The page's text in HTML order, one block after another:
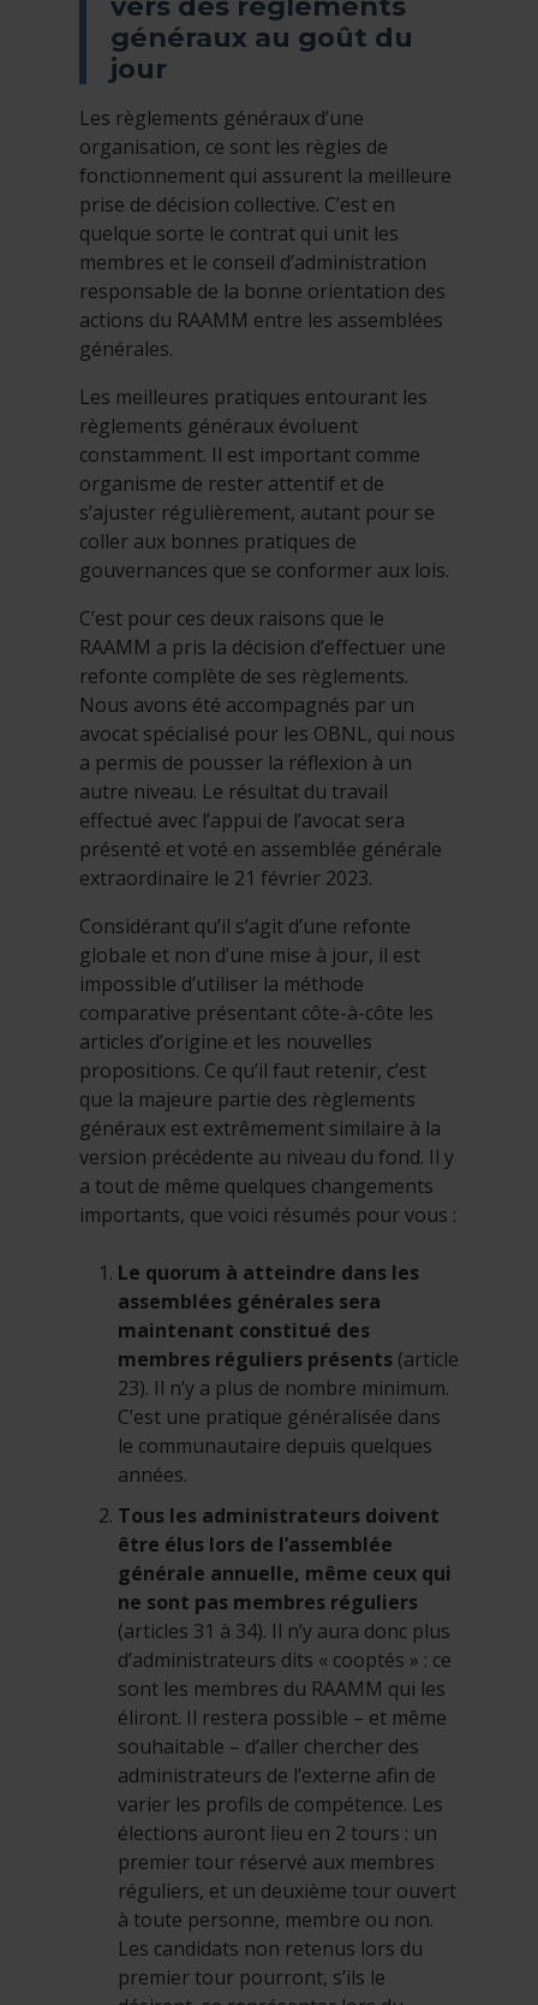
généraux au goût du
jour
Les règlements généraux d’une
organisation, ce sont les règles de
fonctionnement qui assurent la meilleure
prise de décision collective. C’est en
quelque sorte le contrat qui unit les
membres et le conseil d’administration
responsable de la bonne orientation des
actions du RAAMM entre les assemblées
générales.
Les meilleures pratiques entourant les
règlements généraux évoluent
constamment. Il est important comme
organisme de rester attentif et de
s’ajuster régulièrement, autant pour se
coller aux bonnes pratiques de
gouvernances que se conformer aux lois.
C’est pour ces deux raisons que le
RAAMM a pris la décision d’effectuer une
refonte complète de ses règlements.
Nous avons été accompagnés par un
avocat spécialisé pour les OBNL, qui nous
a permis de pousser la réflexion à un
autre niveau. Le résultat du travail
effectué avec l’appui de l’avocat sera
présenté et voté en assemblée générale
extraordinaire le 21 février 2023.
Considérant qu’il s’agit d’une refonte
globale et non d’une mise à jour, il est
impossible d’utiliser la méthode
comparative présentant côte-à-côte les
articles d’origine et les nouvelles
propositions. Ce qu’il faut retenir, c’est
que la majeure partie des règlements
généraux est extrêmement similaire à la
version précédente au niveau du fond. Il y
a tout de même quelques changements
importants, que voici résumés pour vous :
Le quorum à atteindre dans les
assemblées générales sera
maintenant constitué des
membres réguliers présents (article
23). Il n’y a plus de nombre minimum.
C’est une pratique généralisée dans
le communautaire depuis quelques
années.
Tous les administrateurs doivent
être élus lors de l’assemblée
générale annuelle, même ceux qui
ne sont pas membres réguliers
(articles 31 à 34). Il n’y aura donc plus
d’administrateurs dits « cooptés » : ce
sont les membres du RAAMM qui les
éliront. Il restera possible – et même
souhaitable – d’aller chercher des
administrateurs de l’externe afin de
varier les profils de compétence. Les
élections auront lieu en 2 tours : un
premier tour réservé aux membres
réguliers, et un deuxième tour ouvert
à toute personne, membre ou non.
Les candidats non retenus lors du
premier tour pourront, s’ils le